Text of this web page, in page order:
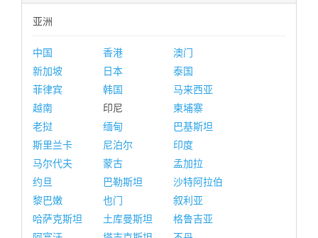
亚洲
中国 香港
澳门
新加坡
日本
泰国
菲律宾
韩国
马来西亚
越南
印尼
柬埔寨
老挝
缅甸
巴基斯坦
斯里兰卡
尼泊尔
印度
马尔代夫
蒙古
孟加拉
约旦
巴勒斯坦
沙特阿拉伯
黎巴嫩
也门
叙利亚
哈萨克斯坦
土库曼斯坦
格鲁吉亚